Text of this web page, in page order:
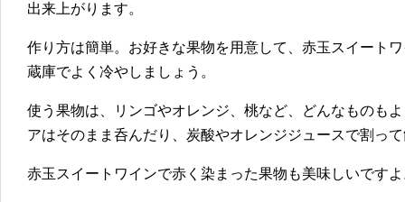
出来上がります。
作り方は簡単。お好きな果物を用意して、赤玉スイート
蔵庫でよく冷やしましょう。
使う果物は、リンゴやオレンジ、桃など、どんなものも
アはそのまま呑んだり、炭酸やオレンジジュースで割っ
赤玉スイートワインで赤く染まった果物も美味しいです